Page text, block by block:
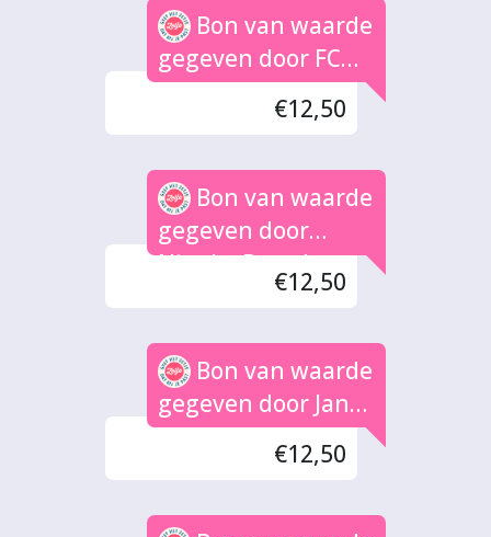
Bon van waarde
gegeven door FC
ZUTPHEN
VOLLEYBAL€12,50
Bon van waarde
gegeven door
Nienke Brandsma
€12,50
Bon van waarde
gegeven door Jan
en Alie Wendels
€12,50